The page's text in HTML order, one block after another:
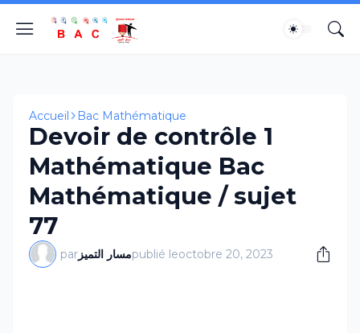
Accueil Bac Mathématique
Devoir de contrôle 1
Mathématique Bac
Mathématique / sujet
77
par مسار التميزpublié leoctobre 20, 2023